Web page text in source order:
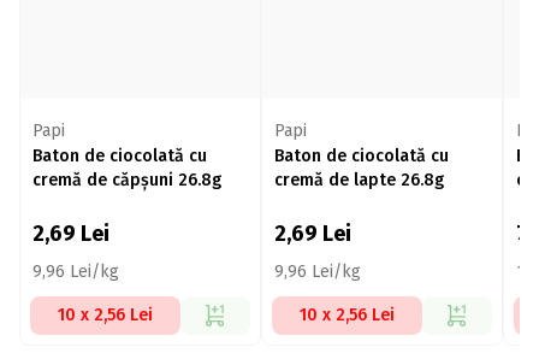
Papi
Baton de ciocolată cu
cremă de căpșuni 26.8g
2,69 Lei
9,96 Lei/kg
10 x 2,56 Lei
Papi
Baton de ciocolată cu
cremă de lapte 26.8g
2,69 Lei
9,96 Lei/kg
10 x 2,56 Lei